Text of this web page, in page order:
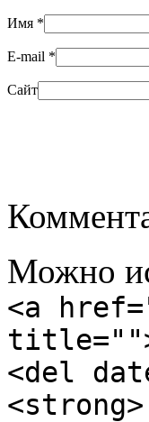
Имя *
E-mail *
Сайт
Можно
<a
title="">
<del
<strong>